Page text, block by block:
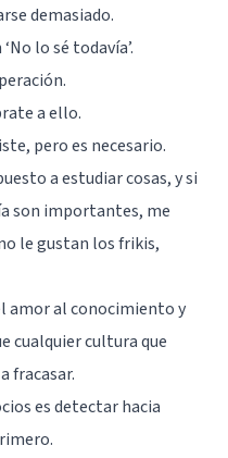
demasiado.
lo sé todavía’.
a ello.
pero es necesario.
a estudiar cosas, y si
son importantes, me
le gustan los frikis,
amor al conocimiento y
cualquier cultura que
fracasar.
es detectar hacia